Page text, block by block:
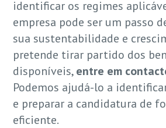
identificar os regimes
empresa pode ser um passo
sua sustentabilidade e
pretende tirar partido dos
disponíveis,entre em
Podemos ajudá-lo a
e preparar a candidatura de
eficiente.